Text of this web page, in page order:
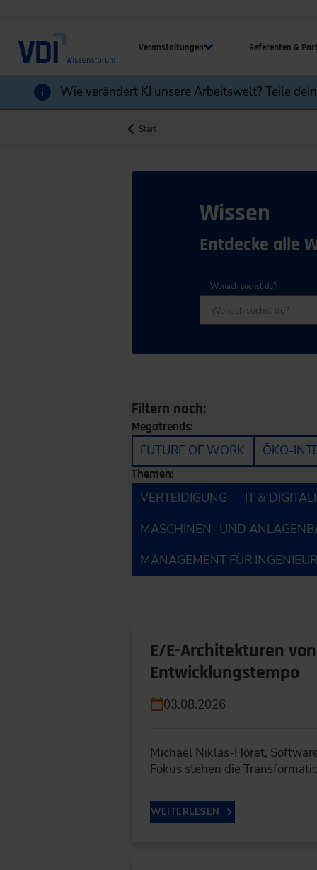
Veranstaltungen Referenten &
Wie verändert KI unsere Arbeitswelt? Teile
Start
Wissen
Entdecke alle
Wonach suchst du?
Filtern nach:
Megatrends:
FUTURE OF WORK ÖKO-
Themen:
VERTEIDIGUNG IT &
MASCHINEN- UND
MANAGEMENT FÜR
E/E-Architekturen
Entwicklungstempo
03.08.2026
Michael Niklas-Höret,
Fokus stehen die
WEITERLESEN